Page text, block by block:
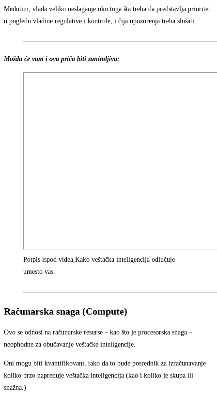
Međutim, vlada veliko neslaganje oko toga šta treba da predstavlja prioritet
u pogledu vladine regulative i kontrole, i čija upozorenja treba slušati.
Možda će vam i ova priča biti zanimljiva:
Potpis ispod videa, Kako veštačka inteligencija odlučuje
umesto vas.
Računarska snaga (Compute)
Ovo se odnosi na računarske resurse – kao što je procesorska snaga –
neophodne za obučavanje veštačke inteligencije.
Oni mogu biti kvantifikovani, tako da to bude posrednik za izračunavanje
koliko brzo napreduje veštačka inteligencija (kao i koliko je skupa ili
snažna.)